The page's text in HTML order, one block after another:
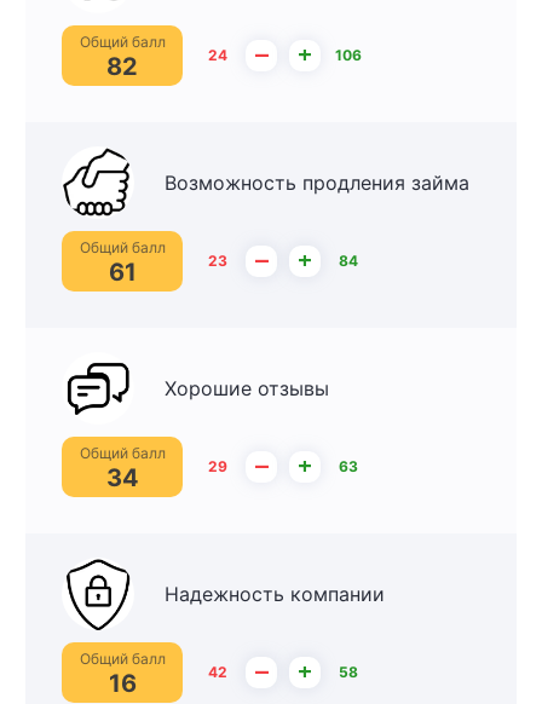
Общий балл
82 24 – + 106
Возможность продления займа
Общий балл
61 23 – + 84
Хорошие отзывы
Общий балл
34 29 – + 63
Надежность компании
Общий балл
16 42 – + 58